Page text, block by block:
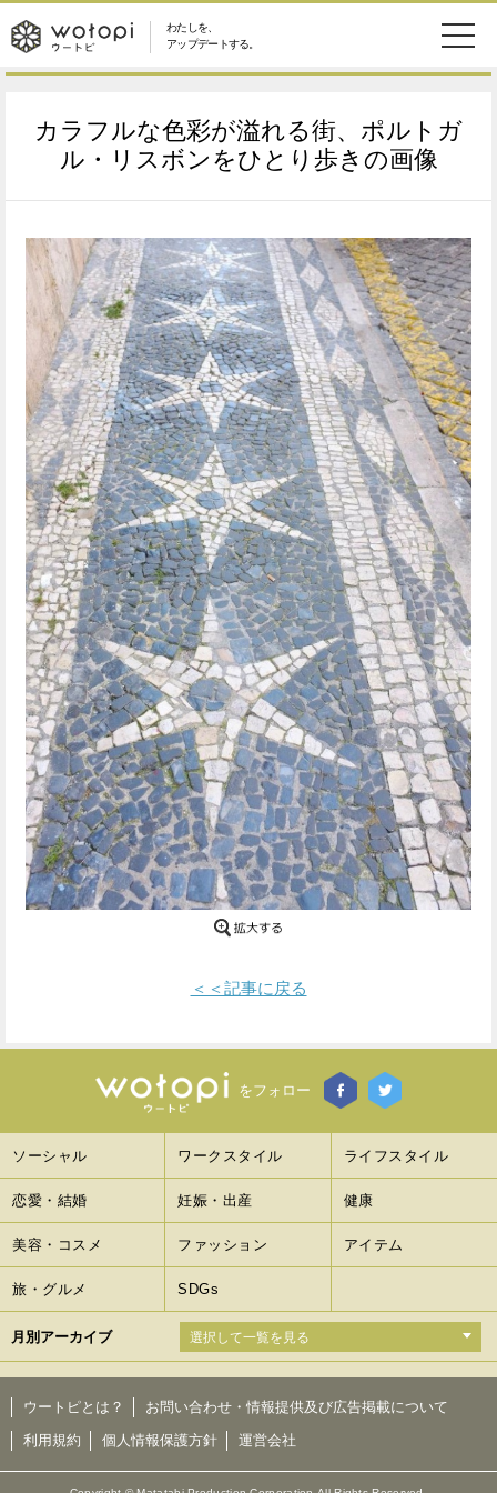
わたしを、
アップデートする。
wotopi
ウ
ー
ト
ピ
美容・コスメ 妊娠・出産
健康 ワークスタイル
ライフスタイル ファッション
ソーシャル SDGs
アイテム
検
索
ウートピとは？
Facebook
で
シ
ェ
ア
す
る
Twitter
で
シ
ェ
ア
す
る
カラフルな色彩が溢れる街、ポルトガ
ル・リスボンをひとり歩きの画像
＜＜記事に戻る
をフォロー
ソーシャル ワークスタイル ライフスタイル
恋愛・結婚 妊娠・出産 健康
美容・コスメ ファッション アイテム
旅・グルメ SDGs
月別アーカイブ
ウートピとは？
お問い合わせ・情報提供及び広告掲載について
利用規約
個人情報保護方針 運営会社